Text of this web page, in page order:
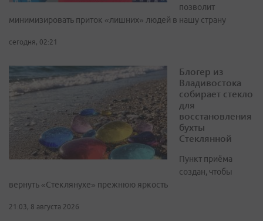
позволит
минимизировать приток «лишних» людей в нашу страну
сегодня, 02:21
Блогер из
Владивостока
собирает стекло
для
восстановления
бухты
Стеклянной
Пункт приёма
создан, чтобы
вернуть «Стеклянухе» прежнюю яркость
21:03, 8 августа 2026